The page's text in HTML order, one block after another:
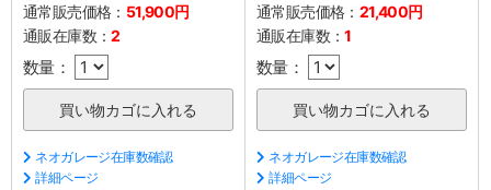
通常販売価格： 51,900円
通販在庫数：2
数量：
ネオガレージ在庫数確認
詳細ページ
通常販売価格： 21,400円
通販在庫数：1
数量：
ネオガレージ在庫数確認
詳細ページ